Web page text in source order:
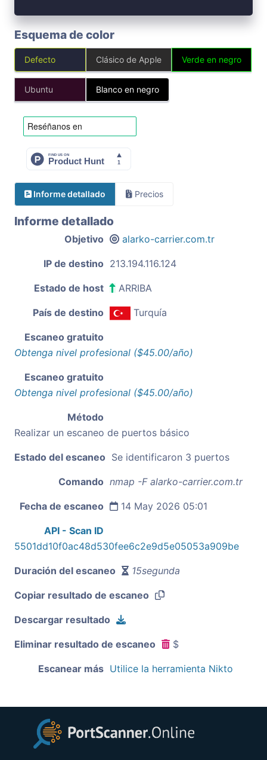
Esquema de color
Defecto Clásico de Apple Verde en negro
Ubuntu Blanco en negro
Informe detallado Precios
Informe detallado
Objetivo alarko-carrier.com.tr
IP de destino 213.194.116.124
Estado de host ARRIBA
País de destino Turquía
Escaneo gratuito
Obtenga nivel profesional ($45.00/año)
Escaneo gratuito
Obtenga nivel profesional ($45.00/año)
Método
Realizar un escaneo de puertos básico
Estado del escaneo Se identificaron 3 puertos
Comando nmap -F alarko-carrier.com.tr
Fecha de escaneo 14 May 2026 05:01
API - Scan ID
5501dd10f0ac48d530fee6c2e9d5e05053a909be
Duración del escaneo 15segunda
Copiar resultado de escaneo
Descargar resultado
Eliminar resultado de escaneo $
Escanear más Utilice la herramienta Nikto